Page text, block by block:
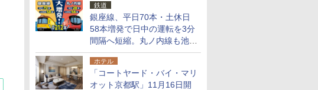
鉄道
銀座線、平日70本・土休日
58本増発で日中の運転を3分
間隔へ短縮。丸ノ内線も池袋
～中野坂上を4分間隔に
ホテル
「コートヤード・バイ・マリ
オット京都駅」11月16日開